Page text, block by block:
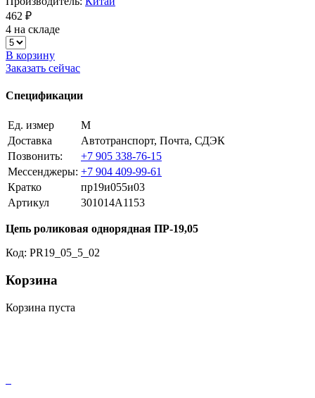
462 ₽
4 на складе
В корзину
Заказать сейчас
Спецификации
Ед. измер
М
Доставка
Автотранспорт, Почта, СДЭК
Позвонить:
+7 905 338-76-15
Мессенджеры: +7 904 409-99-61
Кратко
пр19и055и03
Артикул
301014A1153
Цепь роликовая однорядная ПР-19,05
Код: PR19_05_5_02
Корзина
Корзина пуста